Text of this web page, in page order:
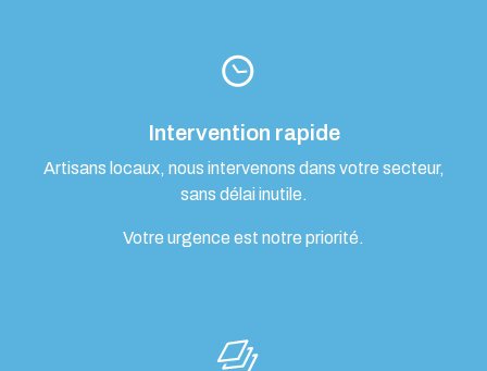
Intervention rapide
Artisans locaux, nous intervenons dans votre secteur,
sans délai inutile.
Votre urgence est notre priorité.